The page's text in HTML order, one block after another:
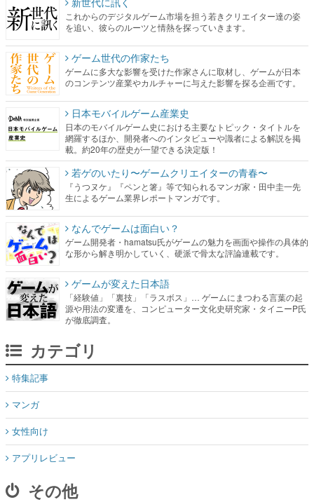
これからのデジタルゲーム市場を担う若きクリエイター達の姿
を追い、彼らのルーツと情熱を探っていきます。
ゲーム世代の作家たち
ゲームに多大な影響を受けた作家さんに取材し、ゲームが日本
のコンテンツ産業やカルチャーに与えた影響を探る企画です。
日本モバイルゲーム産業史
日本のモバイルゲーム史における主要なトピック・タイトルを
網羅するほか、開発者へのインタビューや識者による解説を掲
載。約20年の歴史が一望できる決定版！
若ゲのいたり〜ゲームクリエイターの青春〜
『うつヌケ』『ペンと箸』等で知られるマンガ家・田中圭一先
生によるゲーム業界レポートマンガです。
なんでゲームは面白い？
ゲーム開発者・hamatsu氏がゲームの魅力を画面や操作の具体的
な形から解き明かしていく、硬派で骨太な評論連載です。
ゲームが変えた日本語
「経験値」「裏技」「ラスボス」… ゲームにまつわる言葉の起
源や用法の変遷を、コンピューター文化史研究家・タイニーP氏
が徹底調査。
カテゴリ
特集記事
マンガ
女性向け
アプリレビュー
その他